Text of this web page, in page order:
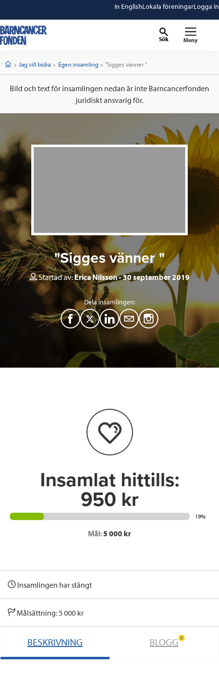
In EnglishLokala föreningarLogga in
Sök Meny
StartJag vill bidra Egen insamling Current:
"Sigges vänner "
Bild och text för insamlingen nedan är inte Barncancerfonden
juridiskt ansvarig för.
"Sigges vänner "
Startad av:Erica Nilsson 30 september 2019
Dela insamlingen:
F
c
T
w
i
e
L
I
n
M
a
Insamlat hittills:
950 kr
19%
Mål:5 000 kr
Insamlingen har stängt
Målsättning: 5 000 kr
BESKRIVNING BLOGG 0